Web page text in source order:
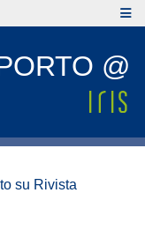
@
su Rivista